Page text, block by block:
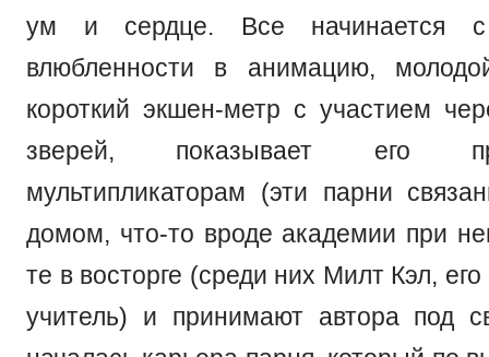
ум и сердце. Все начинается с
влюбленности в анимацию,
короткий экшен-метр с участием
зверей, показывает его
мультипликаторам (эти парни
домом, что-то вроде академии при
те в восторге (среди них Милт Кэл,
учитель) и принимают автора под